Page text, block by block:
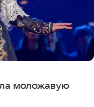
моложавую